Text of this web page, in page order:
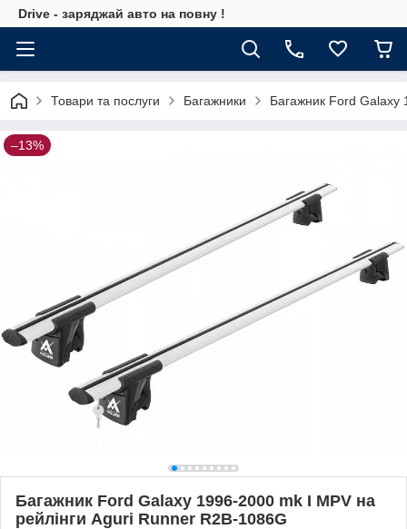
Drive - заряджай авто на повну !
Товари та послуги Багажники Багажник Ford Galaxy
–13%
Багажник Ford Galaxy 1996-2000 mk I MPV на
рейлінги Aguri Runner R2B-1086G